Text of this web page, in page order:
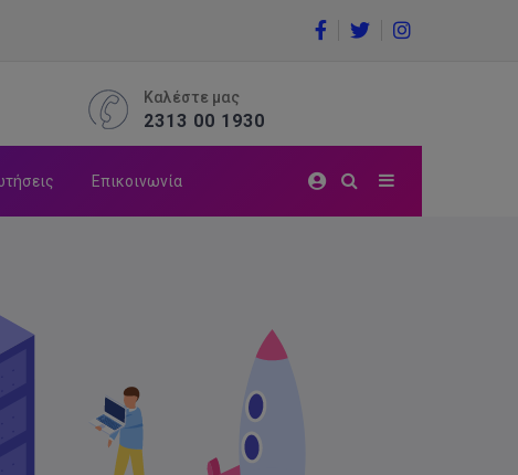
Καλέστε μας
2313 00 1930
Επικοινωνία